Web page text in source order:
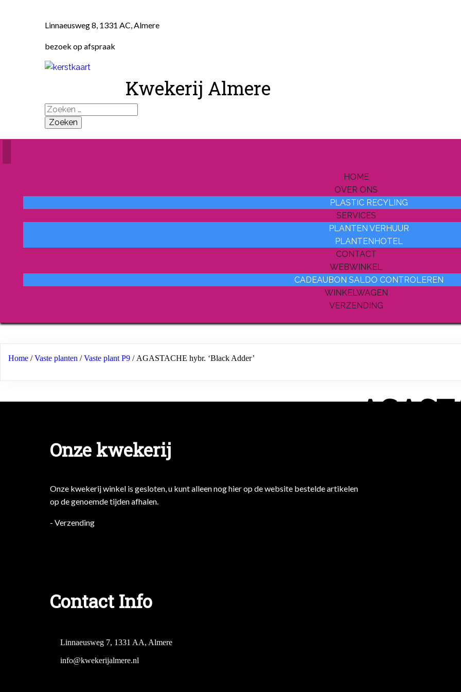
Linnaeusweg 8, 1331 AC, Almere
bezoek op afspraak
Kwekerij Almere
Zoeken
naar:
HOME
OVER ONS
PLASTIC RECYLING
SERVICES
PLANTEN VERHUUR
PLANTENHOTEL
CONTACT
WEBWINKEL
CADEAUBON SALDO CONTROLEREN
WINKELWAGEN
VERZENDING
Home /Vaste planten /Vaste plant P9 / AGASTACHE hybr. ‘Black Adder’
Onze kwekerij
Onze kwekerij winkel is gesloten, u kunt alleen nog hier op de website bestelde artikelen
op de genoemde tijden afhalen.
- Verzending
Contact Info
Linnaeusweg 7, 1331 AA, Almere
info@kwekerijalmere.nl